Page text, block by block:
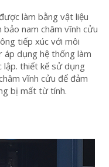
làm bằng vật liệu
nam châm vĩnh cửu
tiếp xúc với môi
áp dụng hệ thống làm
lập. thiết kế sử dụng
vĩnh cửu để đảm
bị mất từ ​​tính.